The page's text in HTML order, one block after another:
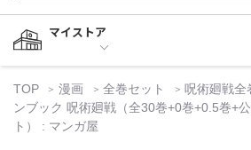
マイストア
TOP 漫画 全巻セット
呪術廻戦
ンブック 呪術廻戦（全30巻+0巻+0.5巻+
ト） : マンガ屋